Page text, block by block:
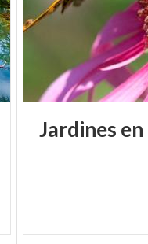
Jardines en